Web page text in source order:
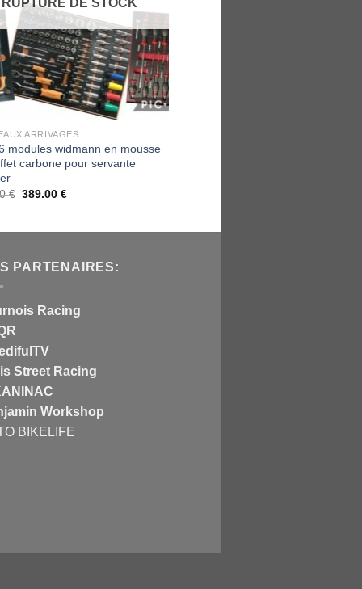
RUPTURE DE STOCK
ARRIVAGES
modules widmann en mousse
carbone pour servante
€ 389.00 €
PARTENAIRES:
Racing
Street Racing
Workshop
BIKELIFE